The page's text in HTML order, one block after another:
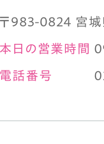
〒983-0824 宮城
本日の営業時間
電話番号